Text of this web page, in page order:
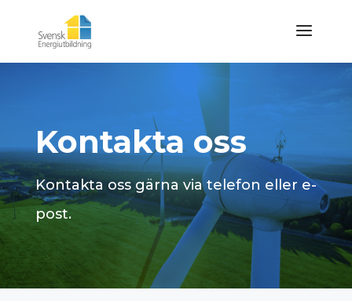
Kontakta oss
Kontakta oss gärna via telefon eller e-
post.